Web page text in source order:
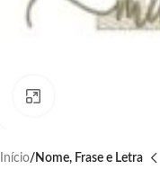
Início Nome, Frase e Letra